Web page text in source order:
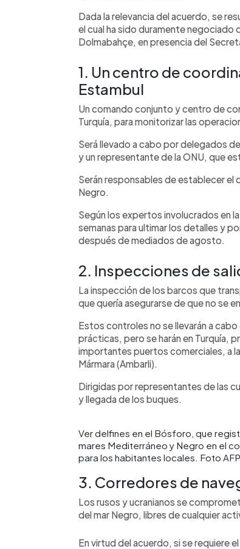
Dada la relevancia del acuerdo, se
el cual ha sido duramente negociado
Dolmabahçe, en presencia del
1. Un centro de
Estambul
Un comando conjunto y centro de
Turquía, para monitorizar las
Será llevado a cabo por delegados
y un representante de la ONU, que
Serán responsables de establecer el
Negro.
Según los expertos involucrados en
semanas para ultimar los detalles y
después de mediados de agosto.
2. Inspecciones de
La inspección de los barcos que
que quería asegurarse de que no se
Estos controles no se llevarán a
prácticas, pero se harán en Turquía,
importantes puertos comerciales, a
Mármara (Ambarli).
Dirigidas por representantes de las
y llegada de los buques.
Ver delfines en el Bósforo, que
mares Mediterráneo y Negro en el
para los habitantes locales. Foto
3. Corredores de
Los rusos y ucranianos se
del mar Negro, libres de cualquier
En virtud del acuerdo, si se requiere